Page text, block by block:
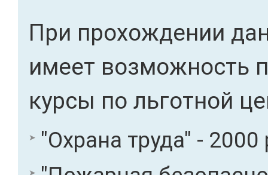
При прохождении
имеет возможность
курсы по льготной
"Охрана труда" - 2000